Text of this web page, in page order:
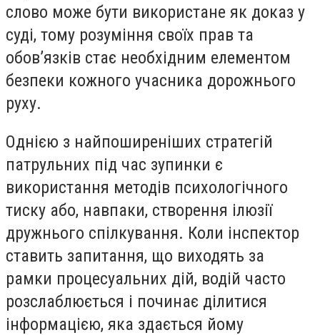
слово може бути використане як доказ у
суді, тому розуміння своїх прав та
обов’язків стає необхідним елементом
безпеки кожного учасника дорожнього
руху.
Однією з найпоширеніших стратегій
патрульних під час зупинки є
використання методів психологічного
тиску або, навпаки, створення ілюзії
дружнього спілкування. Коли інспектор
ставить запитання, що виходять за
рамки процесуальних дій, водій часто
розслаблюється і починає ділитися
інформацією, яка здається йому